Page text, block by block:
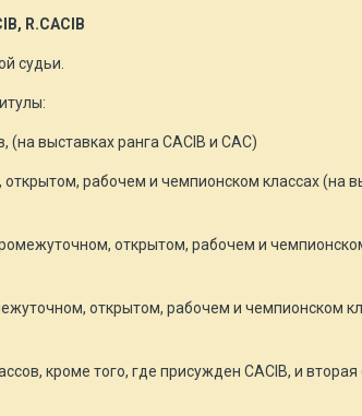
R.CACIB
судьи.
выставках ранга CACIB и САС)
рабочем и чемпионском классах (на
открытом, рабочем и
открытом, рабочем и чемпионском
кроме того, где присужден CACIB, и вторая